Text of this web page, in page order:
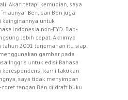
Akan tetapi kemudian, saya
Ben, dan Ben juga
untuk
Indonesia non-EYD. Bab-
lebih cepat. Akhirnya
2001 terjemahan itu siap.
gambar pada
Inggris untuk edisi Bahasa
korespondensi kami lakukan
saya tidak menyimpan
tangan Ben di draft buku